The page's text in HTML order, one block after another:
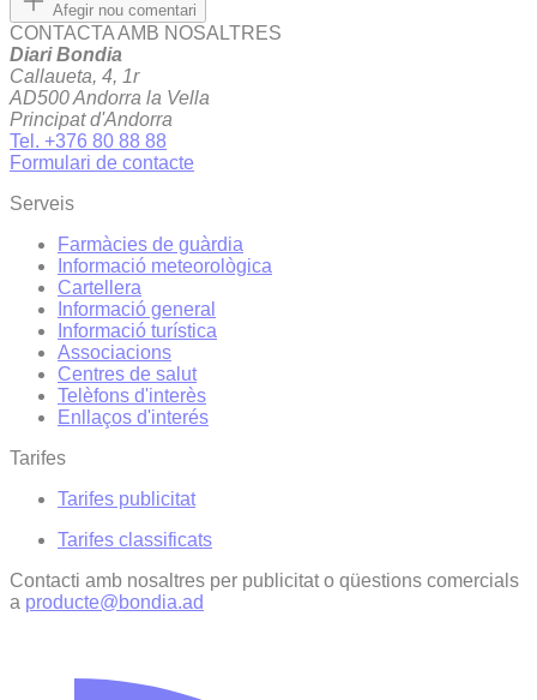
Afegir nou comentari
CONTACTA AMB NOSALTRES
Diari Bondia
Callaueta, 4, 1r
AD500 Andorra la Vella
Principat d'Andorra
Tel. +376 80 88 88
Formulari de contacte
Serveis
Farmàcies de guàrdia
Informació meteorològica
Cartellera
Informació general
Informació turística
Associacions
Centres de salut
Telèfons d'interès
Enllaços d'interés
Tarifes
Tarifes publicitat
Tarifes classificats
Contacti amb nosaltres per publicitat o qüestions comercials
a producte@bondia.ad